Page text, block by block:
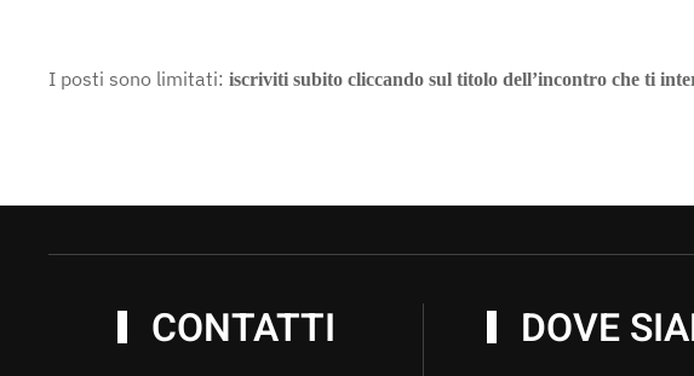
I posti sono limitati: iscriviti subito cliccando sul titolo dell’incontro che ti
CONTATTI DOVE